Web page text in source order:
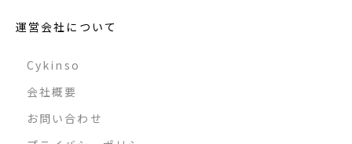
運営会社について
Cykinso
会社概要
お問い合わせ